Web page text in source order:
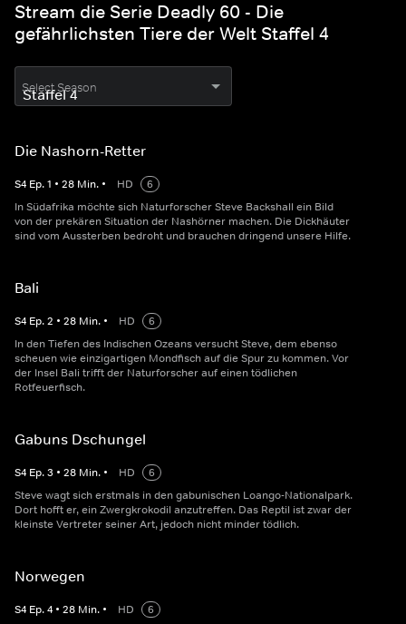
Stream die Serie Deadly 60 - Die
gefährlichsten Tiere der Welt Staffel 4
Select Season
Die Nashorn-Retter
S4 Ep.1 • 28 Min. • HD
6
In Südafrika möchte sich Naturforscher Steve Backshall ein Bild
von der prekären Situation der Nashörner machen. Die Dickhäuter
sind vom Aussterben bedroht und brauchen dringend unsere Hilfe.
Bali
S4 Ep.2 • 28 Min. • HD
6
In den Tiefen des Indischen Ozeans versucht Steve, dem ebenso
scheuen wie einzigartigen Mondfisch auf die Spur zu kommen. Vor
der Insel Bali trifft der Naturforscher auf einen tödlichen
Rotfeuerfisch.
Gabuns Dschungel
S4 Ep.3 • 28 Min. • HD
6
Steve wagt sich erstmals in den gabunischen Loango-Nationalpark.
Dort hofft er, ein Zwergkrokodil anzutreffen. Das Reptil ist zwar der
kleinste Vertreter seiner Art, jedoch nicht minder tödlich.
Norwegen
S4 Ep.4 • 28 Min. • HD
6